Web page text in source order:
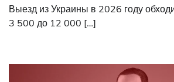
Выезд из Украины в 2026 году
3 500 до 12 000 […]